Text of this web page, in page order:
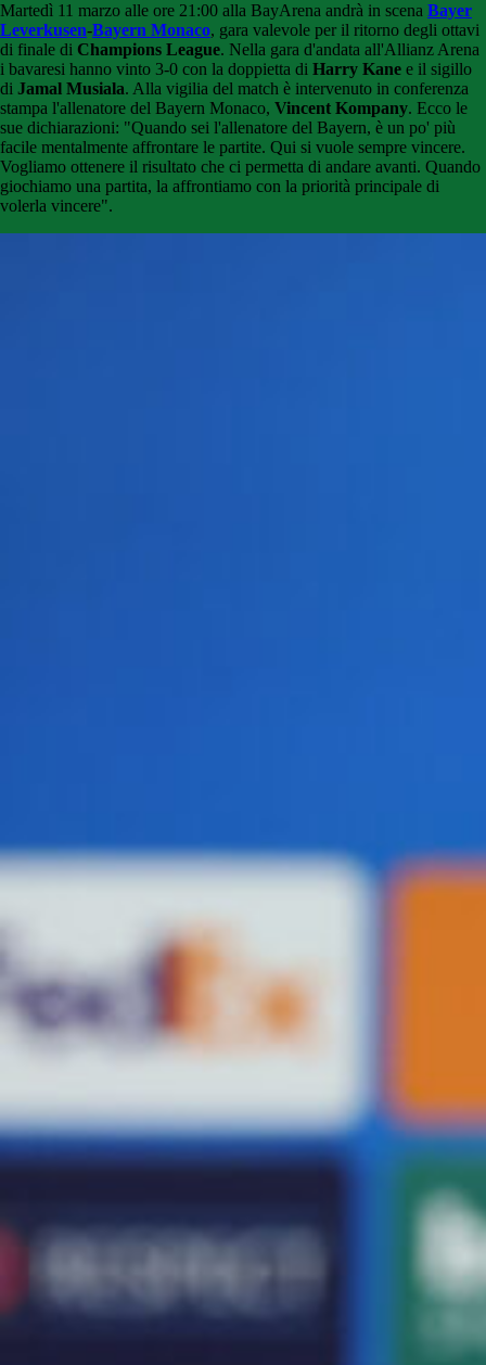
Martedì 11 marzo alle ore 21:00 alla BayArena andrà in scena Bayer
Leverkusen-Bayern Monaco, gara valevole per il ritorno degli ottavi
di finale di Champions League. Nella gara d'andata all'Allianz Arena
i bavaresi hanno vinto 3-0 con la doppietta di Harry Kane e il sigillo
di Jamal Musiala. Alla vigilia del match è intervenuto in conferenza
stampa l'allenatore del Bayern Monaco, Vincent Kompany. Ecco le
sue dichiarazioni: "Quando sei l'allenatore del Bayern, è un po' più
facile mentalmente affrontare le partite. Qui si vuole sempre vincere.
Vogliamo ottenere il risultato che ci permetta di andare avanti. Quando
giochiamo una partita, la affrontiamo con la priorità principale di
volerla vincere".